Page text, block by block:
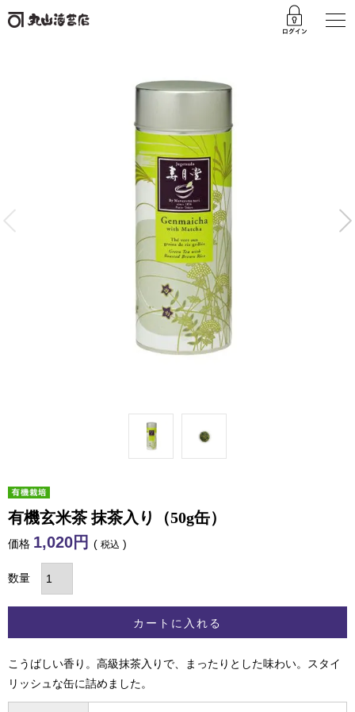
有機玄米茶 抹茶入り（50g缶）
価格 1,020 税込
カートに入れる
こうばしい香り。高級抹茶入りで、まったりとした味わい。スタイ
リッシュな缶に詰めました。